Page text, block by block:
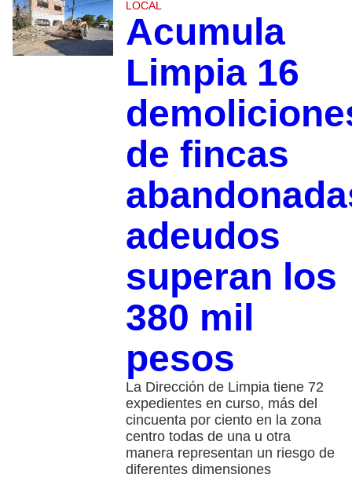
LOCAL
Acumula
Limpia 16
de fincas
adeudos
superan los
380 mil
pesos
La Dirección de Limpia tiene 72
expedientes en curso, más del
cincuenta por ciento en la zona
centro todas de una u otra
manera representan un riesgo de
diferentes dimensiones